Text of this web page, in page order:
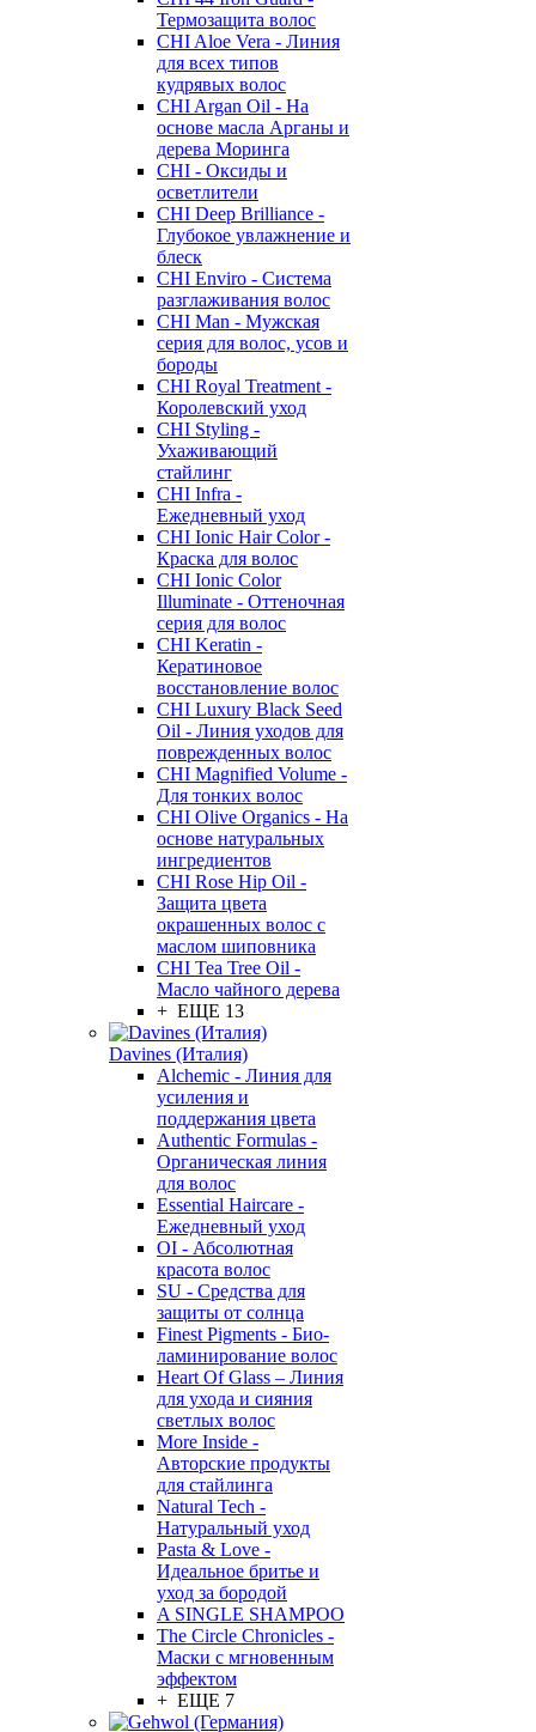
Термозащита волос
CHI Aloe Vera - Линия
для всех типов
кудрявых волос
CHI Argan Oil - На
основе масла Арганы и
дерева Моринга
CHI - Оксиды и
осветлители
CHI Deep Brilliance -
Глубокое увлажнение и
блеск
CHI Enviro - Система
разглаживания волос
CHI Man - Мужская
серия для волос, усов и
бороды
CHI Royal Treatment -
Королевский уход
CHI Styling -
Ухаживающий
стайлинг
CHI Infra -
Ежедневный уход
CHI Ionic Hair Color -
Краска для волос
CHI Ionic Color
Illuminate - Оттеночная
серия для волос
CHI Keratin -
Кератиновое
восстановление волос
CHI Luxury Black Seed
Oil - Линия уходов для
поврежденных волос
CHI Magnified Volume -
Для тонких волос
CHI Olive Organics - На
основе натуральных
ингредиентов
CHI Rose Hip Oil -
Защита цвета
окрашенных волос с
маслом шиповника
CHI Tea Tree Oil -
Масло чайного дерева
+ ЕЩЕ 13
Davines (Италия)
Alchemic - Линия для
усиления и
поддержания цвета
Authentic Formulas -
Органическая линия
для волос
Essential Haircare -
Eжедневный уход
OI - Абсолютная
красота волос
SU - Средства для
защиты от солнца
Finest Pigments - Био-
ламинирование волос
Heart Of Glass – Линия
для ухода и сияния
светлых волос
More Inside -
Авторские продукты
для стайлинга
Natural Tech -
Натуральный уход
Pasta & Love -
Идеальное бритье и
уход за бородой
A SINGLE SHAMPOO
The Circle Chronicles -
Маски с мгновенным
эффектом
+ ЕЩЕ 7